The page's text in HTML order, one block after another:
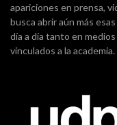
apariciones en prensa,
busca abrir aún más
día a día tanto en
vinculados a la academia.